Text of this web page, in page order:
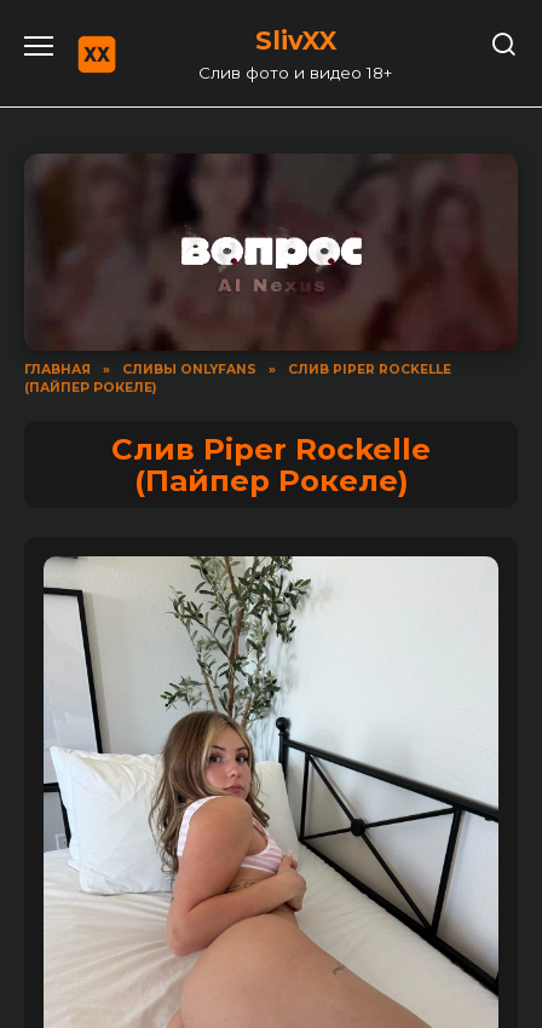
содержанию
SlivXX
Слив фото и видео 18+
ГЛАВНАЯ » СЛИВЫ ONLYFANS »
СЛИВ PIPER ROCKELLE
(ПАЙПЕР РОКЕЛЕ)
Слив Piper Rockelle
(Пайпер Рокеле)